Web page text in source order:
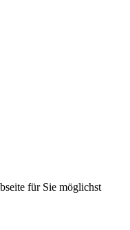
für Sie möglichst